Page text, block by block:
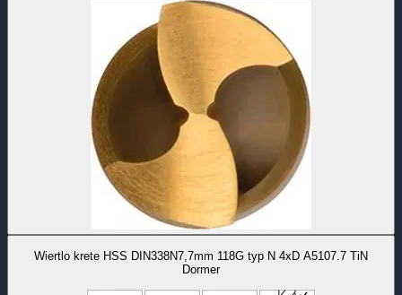
Wiertlo krete HSS DIN338N7,7mm 118G typ N 4xD A5107.7 TiN
Dormer